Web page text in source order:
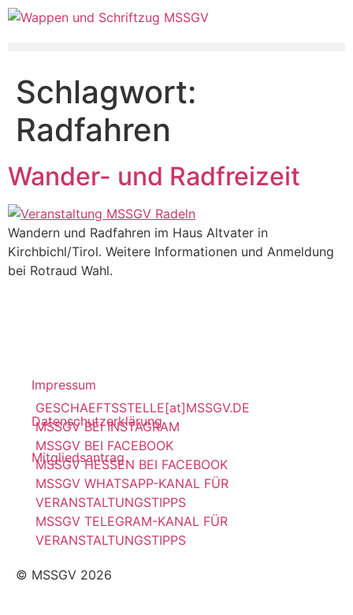
Schlagwort:
Radfahren
Wander- und Radfreizeit
Wandern und Radfahren im Haus Altvater in
Kirchbichl/Tirol. Weitere Informationen und Anmeldung
bei Rotraud Wahl.
Impressum
Datenschutzerklärung
Mitgliedsantrag
GESCHAEFTSSTELLE[at]MSSGV.DE
MSSGV BEI INSTAGRAM
MSSGV BEI FACEBOOK
MSSGV HESSEN BEI FACEBOOK
MSSGV WHATSAPP-KANAL FÜR
VERANSTALTUNGSTIPPS
MSSGV TELEGRAM-KANAL FÜR
VERANSTALTUNGSTIPPS
© MSSGV 2026